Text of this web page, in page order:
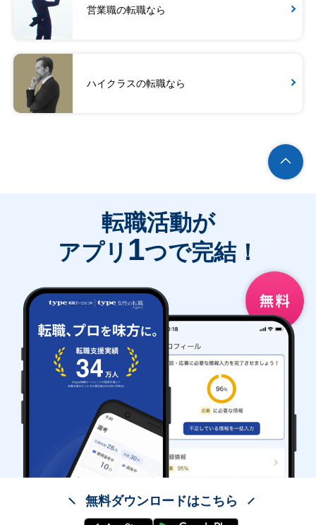
営業職の転職なら
ハイクラスの転職なら
転職活動が
アプリ 1つで完結！
無料ダウンロードはこちら